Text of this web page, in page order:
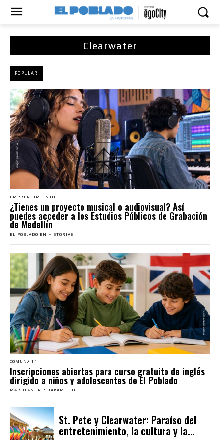
Clearwater
POPULAR
EMPRENDIMIENTO
¿Tienes un proyecto musical o audiovisual? Así
puedes acceder a los Estudios Públicos de Grabación
de Medellín
EL POBLADO EN HISTORIAS
COMUNA 14
Inscripciones abiertas para curso gratuito de inglés
dirigido a niños y adolescentes de El Poblado
MARCO ANDRÉS JARAMILLO
St. Pete y Clearwater: Paraíso del
entretenimiento, la cultura y la...